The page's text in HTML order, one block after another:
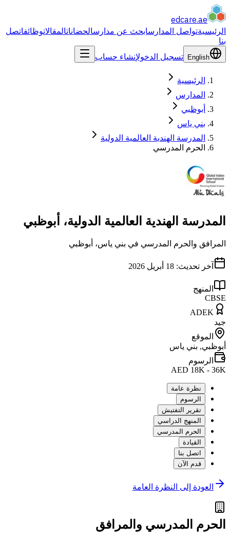
edcare.ae
الرئيسيةتواصل المدارسابحث عن مدارسالحضاناتالمقالاتوظائفاتصل
بنا
English تسجيل الدخولإنشاء حساب
الرئيسية
المدارس
أبوظبي
بني ياس
المدرسة الهندية العالمية الدولية
الحرم المدرسي
المدرسة الهندية العالمية الدولية، أبوظبي
المرافق والحرم المدرسي في بني ياس، أبوظبي
آخر تحديث: 18 أبريل 2026
المنهج
CBSE
ADEK
جيد
الموقع
أبوظبي, بني ياس
الرسوم
AED 18K - 36K
نظرة عامة
الرسوم
تقرير التفتيش
المنهج الدراسي
الحرم المدرسي
القيادة
اتصل بنا
قدم الآن
العودة إلى النظرة العامة
الحرم المدرسي والمرافق